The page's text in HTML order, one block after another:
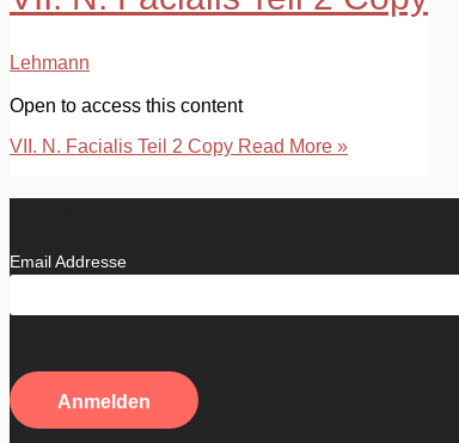
Lehmann
Open to access this content
VII. N. Facialis Teil 2 Copy Read More »
Email Addresse